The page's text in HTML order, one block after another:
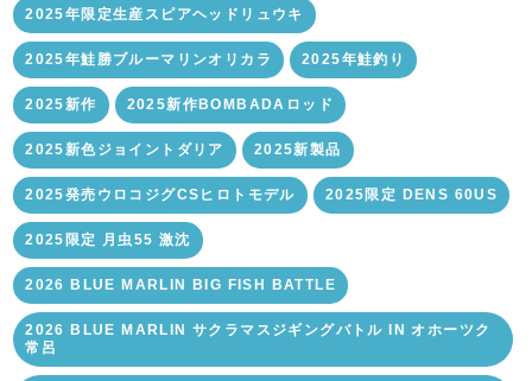
2025年限定生産スピアヘッドリュウキ
2025年鮭勝ブルーマリンオリカラ 2025年鮭釣り
2025新作 2025新作BOMBADAロッド
2025新色ジョイントダリア 2025新製品
2025発売ウロコジグCSヒロトモデル 2025限定 DENS 60US
2025限定 月虫55 激沈
2026 BLUE MARLIN BIG FISH BATTLE
2026 BLUE MARLIN サクラマスジギングバトル IN オホーツク
常呂